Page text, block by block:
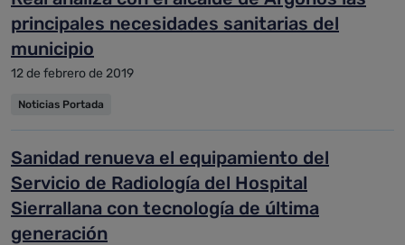
principales necesidades sanitarias del
municipio
12 de febrero de 2019
Noticias Portada
Sanidad renueva el equipamiento del
Servicio de Radiología del Hospital
Sierrallana con tecnología de última
generación